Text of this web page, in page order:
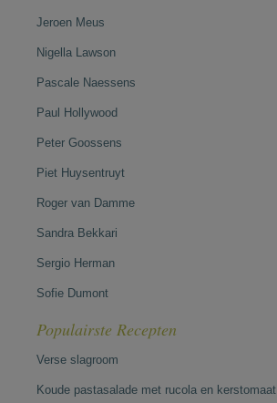
Jeroen Meus
Nigella Lawson
Pascale Naessens
Paul Hollywood
Peter Goossens
Piet Huysentruyt
Roger van Damme
Sandra Bekkari
Sergio Herman
Sofie Dumont
Populairste Recepten
Verse slagroom
Koude pastasalade met rucola en kerstomaat